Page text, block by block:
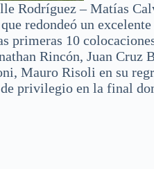
Rodríguez – Matías
redondeó un
primeras 10
Rincón, Juan Cruz
Mauro Risoli en su
privilegio en la final